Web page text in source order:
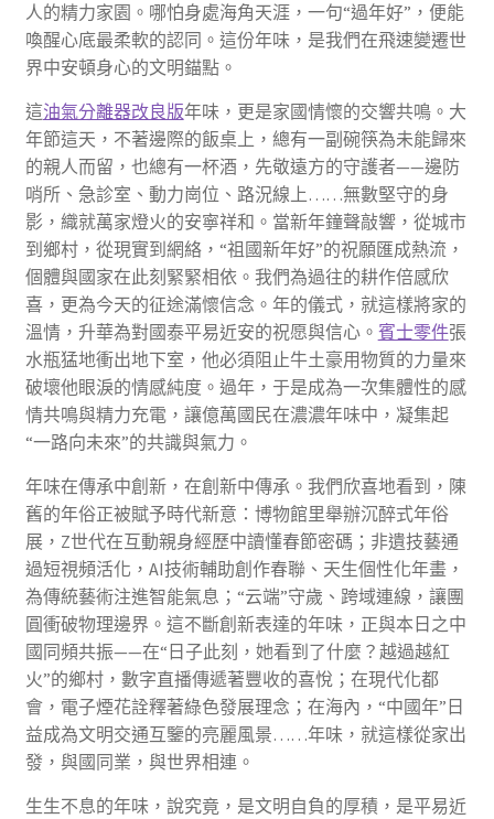
人的精力家園。哪怕身處海角天涯，一句“過年好”，便能
喚醒心底最柔軟的認同。這份年味，是我們在飛速變遷世
界中安頓身心的文明錨點。
這油氣分離器改良版年味，更是家國情懷的交響共鳴。大
年節這天，不著邊際的飯桌上，總有一副碗筷為未能歸來
的親人而留，也總有一杯酒，先敬遠方的守護者——邊防
哨所、急診室、動力崗位、路況線上……無數堅守的身
影，織就萬家燈火的安寧祥和。當新年鐘聲敲響，從城市
到鄉村，從現實到網絡，“祖國新年好”的祝願匯成熱流，
個體與國家在此刻緊緊相依。我們為過往的耕作倍感欣
喜，更為今天的征途滿懷信念。年的儀式，就這樣將家的
溫情，升華為對國泰平易近安的祝愿與信心。 賓士零件張
水瓶猛地衝出地下室，他必須阻止牛土豪用物質的力量來
破壞他眼淚的情感純度。過年，于是成為一次集體性的感
情共鳴與精力充電，讓億萬國民在濃濃年味中，凝集起
“一路向未來”的共識與氣力。
年味在傳承中創新，在創新中傳承。我們欣喜地看到，陳
舊的年俗正被賦予時代新意：博物館里舉辦沉醉式年俗
展，Z世代在互動親身經歷中讀懂春節密碼；非遺技藝通
過短視頻活化，AI技術輔助創作春聯、天生個性化年畫，
為傳統藝術注進智能氣息；“云端”守歲、跨域連線，讓團
圓衝破物理邊界。這不斷創新表達的年味，正與本日之中
國同頻共振——在“日子此刻，她看到了什麼？越過越紅
火”的鄉村，數字直播傳遞著豐收的喜悅；在現代化都
會，電子煙花詮釋著綠色發展理念；在海內，“中國年”日
益成為文明交通互鑒的亮麗風景……年味，就這樣從家出
發，與國同業，與世界相連。
生生不息的年味，說究竟，是文明自負的厚積，是平易近